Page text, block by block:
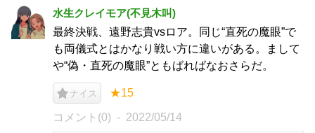
水生クレイモア(不見木叫)
最終決戦、遠野志貴vsロア。同じ“直死の魔眼”で
も両儀式とはかなり戦い方に違いがある。まして
や“偽・直死の魔眼”ともばればなおさらだ。
ナイス ★15
コメント(0) 2022/05/14